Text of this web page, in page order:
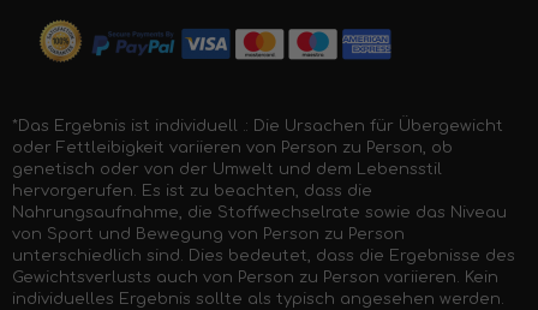
*Das Ergebnis ist individuell .: Die Ursachen für Übergewicht
oder Fettleibigkeit variieren von Person zu Person, ob
genetisch oder von der Umwelt und dem Lebensstil
hervorgerufen. Es ist zu beachten, dass die
Nahrungsaufnahme, die Stoffwechselrate sowie das Niveau
von Sport und Bewegung von Person zu Person
unterschiedlich sind. Dies bedeutet, dass die Ergebnisse des
Gewichtsverlusts auch von Person zu Person variieren. Kein
individuelles Ergebnis sollte als typisch angesehen werden.